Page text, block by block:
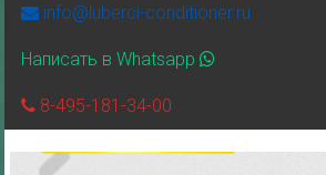
info@luberci-conditioner.ru
Написать в Whatsapp
8-495-181-34-00